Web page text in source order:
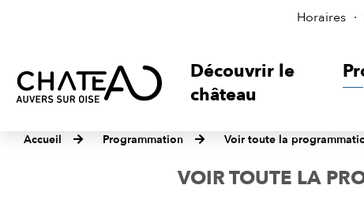
Horaires
Découvrir le
château
Accueil Programmation Voir toute la
VOIR TOUTE LA